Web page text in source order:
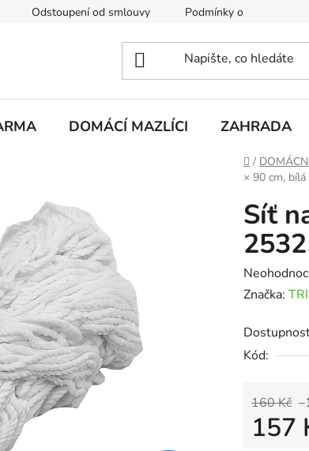
Odstoupení od smlouvy Podmínky ochrany
DOMÁCÍ MAZLÍCI ZAHRADA
Domů
/
× 90 cm, bílá
Síť
Průměrné
hodnocení
je
0,0
hvězdiček.
Značka:
Kód:
160 Kč
157